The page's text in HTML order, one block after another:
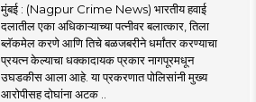
मुंबई : (Nagpur Crime News) भारतीय हवाई
दलातील एका अधिकाऱ्याच्या पत्नीवर बलात्कार, तिला
ब्लॅकमेल करणे आणि तिचे बळजबरीने धर्मांतर करण्याचा
प्रयत्न केल्याचा धक्कादायक प्रकार नागपूरमधून
उघडकीस आला आहे. या प्रकरणात पोलिसांनी मुख्य
आरोपीसह दोघांना अटक ..